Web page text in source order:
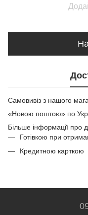
Самовивіз з нашого
«Новою поштою» по
Більше інформації про
Готівкою при
Кредитною карткою